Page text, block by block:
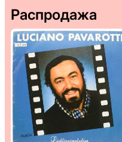
Распродажа